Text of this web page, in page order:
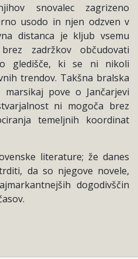
snovalec zagrizeno
usodo in njen odzven v
distanca je kljub vsemu
zadržkov občudovati
gledišče, ki se ni nikoli
trendov. Takšna bralska
pove o Jančarjevi
ni mogoča brez
temeljnih koordinat
literature; že danes
da so njegove novele,
dogodivščin